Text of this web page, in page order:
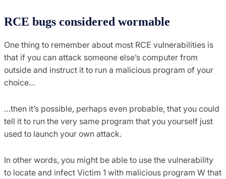
RCE bugs considered wormable
One thing to remember about most RCE vulnerabilities is
that if you can attack someone else’s computer from
outside and instruct it to run a malicious program of your
choice…
…then it’s possible, perhaps even probable, that you could
tell it to run the very same program that you yourself just
used to launch your own attack.
In other words, you might be able to use the vulnerability
to locate and infect Victim 1 with malicious program W that